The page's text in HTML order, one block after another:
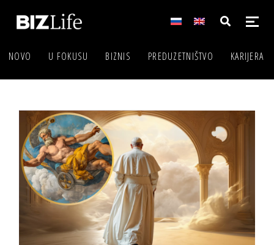
NOVO U FOKUSU BIZNIS PREDUZETNIŠTVO KARIJERA